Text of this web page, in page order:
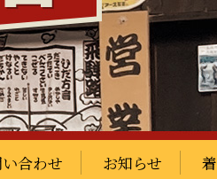
合わせ お知らせ